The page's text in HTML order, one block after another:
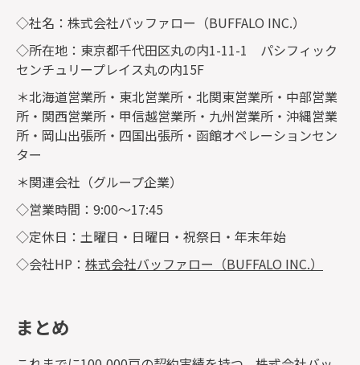
◇社名：株式会社バッファロー（BUFFALO INC.）
◇所在地：東京都千代田区丸の内1-11-1 パシフィック
センチュリープレイス丸の内15F
＊北海道営業所・東北営業所・北関東営業所・中部営業
所・関西営業所・甲信越営業所・九州営業所・沖縄営業
所・岡山出張所・四国出張所・函館オペレーションセン
ター
＊関連会社（グループ企業）
◇営業時間：9:00～17:45
◇定休日：土曜日・日曜日・祝祭日・年末年始
◇会社HP： 株式会社バッファロー（BUFFALO INC.）
まとめ